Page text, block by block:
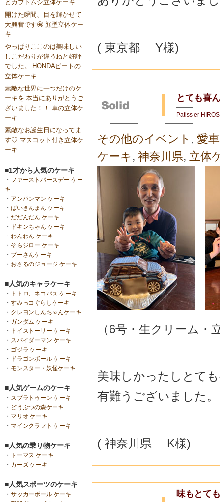
とカブトムシ立体ケーキ
開けた瞬間、目を輝かせて
大興奮です🤩 顔型立体ケー
キ
やっぱりここのは美味しい
しこだわりが違うねと好評
でした。 HONDAビートの
立体ケーキ
素敵な世界に一つだけのケ
ーキを 本当にありがとうご
ざいました！！ 車の立体ケ
ーキ
素敵なお誕生日になってま
す♡ マスコット付き立体ケ
ーキ
■1才から人気のケーキ
・ ファーストバースデー ケー
キ
・ アンパンマン ケーキ
・ ばいきんまん ケーキ
・ だだんだん ケーキ
・
ドキンちゃん ケーキ
・ わんわん ケーキ
・ そらジロー ケーキ
・ プーさんケーキ
・ おさるのジョージ ケーキ
■人気のキャラケーキ
・
トトロ、ネコバス ケーキ
・ すみっコぐらしケーキ
・ クレヨンしんちゃんケーキ
・ ガンダム ケーキ
・
トイストーリー ケーキ
・ スパイダーマン ケーキ
・ ゴジラ ケーキ
・
ドラゴンボール ケーキ
・ モンスター・妖怪ケーキ
■人気ゲームのケーキ
・ スプラトゥーン ケーキ
・ どうぶつの森ケーキ
・ マリオ ケーキ
・ マインクラフト ケーキ
■人気の乗り物ケーキ
・
トーマス ケーキ
・ カーズ ケーキ
■人気スポーツのケーキ
・ サッカーボール ケーキ
( 東京都 Y様)
とても喜
Patissier
その他のイベント , 愛
ケーキ , 神奈川県, 立体
（6号・生クリーム・
美味しかったしとて
有難うございました。
( 神奈川県 K様)
味もとて